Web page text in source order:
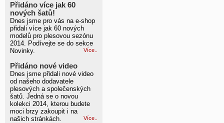
Přidáno více jak 60
nových šatů!
Dnes jsme pro vás na e-shop
přidali více jak 60 nových
modelů pro plesovou sezónu
2014. Podívejte se do sekce
Novinky.
Více..
Přidáno nové video
Dnes jsme přidali nové video
od našeho dodavatele
plesových a společenských
šatů. Jedná se o novou
kolekci 2014, kterou budete
moci brzy zakoupit i na
našich stránkách.
Více..